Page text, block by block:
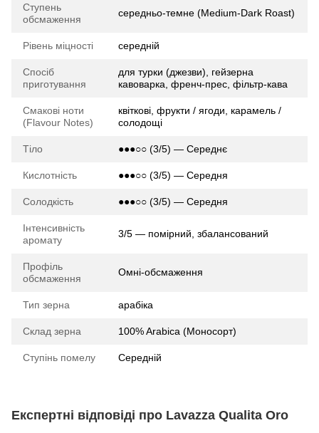
Ступень
обсмаження
середньо-темне (Medium-Dark Roast)
Рівень міцності середній
Спосіб
приготування
для турки (джезви), гейзерна
кавоварка, френч-прес, фільтр-кава
Смакові ноти
(Flavour Notes)
квіткові, фрукти / ягоди, карамель /
солодощі
Тіло ●●●○○ (3/5) — Середнє
Кислотність ●●●○○ (3/5) — Середня
Солодкість ●●●○○ (3/5) — Середня
Інтенсивність
аромату
3/5 — помірний, збалансований
Профіль
обсмаження
Омні-обсмаження
Тип зерна арабіка
Склад зерна 100% Arabica (Моносорт)
Ступінь помелу Середній
Експертні відповіді про Lavazza Qualita Oro